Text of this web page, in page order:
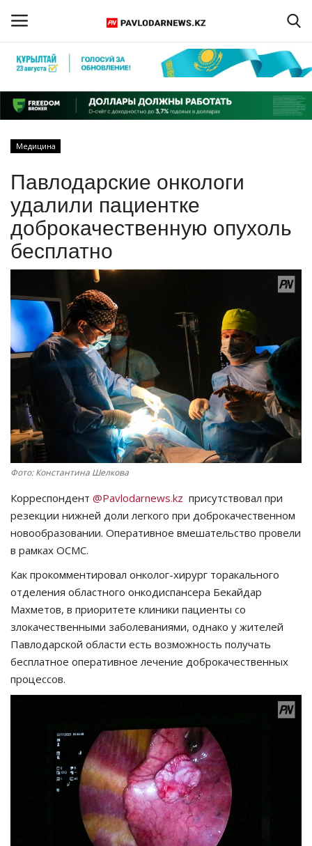
Регистрация
Главная
ПАВЛОДАРСКАЯ ОБЛАСТЬ
КАЗАХСТАН
МИР
СПЕЦПРОЕКТЫ
СПОРТ
Чек-лист
РАЗВЛЕЧЕНИЯ
OFFICIAL
Курултай
Язык
Қазақша Русский
Медицина
Павлодарские онкологи
удалили пациентке
доброкачественную опухоль
бесплатно
Фото: Константина Шелкова
Корреспондент @Pavlodarnews.kz присутствовал при
резекции нижней доли легкого при доброкачественном
новообразовании. Оперативное вмешательство провели
в рамках ОСМС.
Как прокомментировал онколог-хирург торакального
отделения областного онкодиспансера Бекайдар
Махметов, в приоритете клиники пациенты со
злокачественными заболеваниями, однако у жителей
Павлодарской области есть возможность получать
бесплатное оперативное лечение доброкачественных
процессов.